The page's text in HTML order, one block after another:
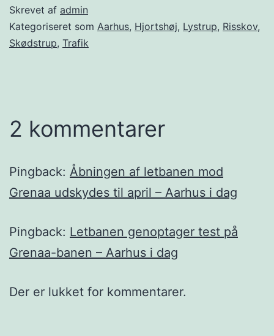
Skrevet af admin
Kategoriseret som Aarhus, Hjortshøj, Lystrup, Risskov,
Skødstrup, Trafik
2 kommentarer
Pingback: Åbningen af letbanen mod
Grenaa udskydes til april – Aarhus i dag
Pingback: Letbanen genoptager test på
Grenaa-banen – Aarhus i dag
Der er lukket for kommentarer.